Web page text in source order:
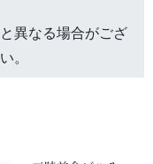
異なる場合がござ
。